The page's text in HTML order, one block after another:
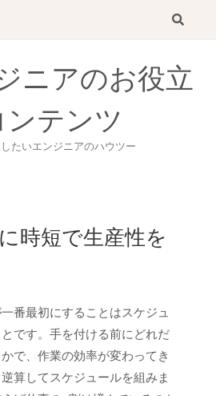
ニアのお役立
ンテンツ
たいエンジニアのハウツー
時短で生産性を
番最初にすることはスケジュ
です。手を付ける前にどれだ
で、作業の効率が変わってき
算してスケジュールを組みま